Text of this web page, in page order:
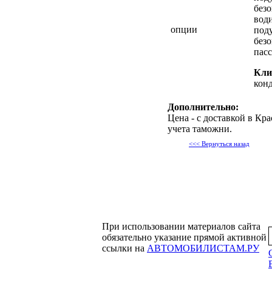
опции
Дополнительно:
Цена - с доставкой в
учета таможни.
<<< Вернуться назад
При использовании материалов сайта
обязательно указание прямой активной
ссылки на АВТОМОБИЛИСТАМ.РУ